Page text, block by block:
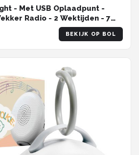
- Met USB Oplaadpunt -
Radio - 2 Wektijden - 7
BEKIJK OP BOL